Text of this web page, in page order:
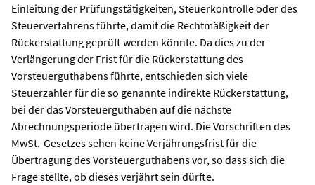
Einleitung der Prüfungstätigkeiten, Steuerkontrolle oder des
Steuerverfahrens führte, damit die Rechtmäßigkeit der
Rückerstattung geprüft werden könnte. Da dies zu der
Verlängerung der Frist für die Rückerstattung des
Vorsteuerguthabens führte, entschieden sich viele
Steuerzahler für die so genannte indirekte Rückerstattung,
bei der das Vorsteuerguthaben auf die nächste
Abrechnungsperiode übertragen wird. Die Vorschriften des
MwSt.-Gesetzes sehen keine Verjährungsfrist für die
Übertragung des Vorsteuerguthabens vor, so dass sich die
Frage stellte, ob dieses verjährt sein dürfte.